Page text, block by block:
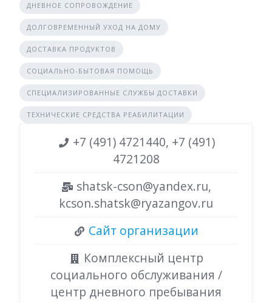
ДНЕВНОЕ СОПРОВОЖДЕНИЕ
ДОЛГОВРЕМЕННЫЙ УХОД НА ДОМУ
ДОСТАВКА ПРОДУКТОВ
СОЦИАЛЬНО-БЫТОВАЯ ПОМОЩЬ
СПЕЦИАЛИЗИРОВАННЫЕ СЛУЖБЫ ДОСТАВКИ
ТЕХНИЧЕСКИЕ СРЕДСТВА РЕАБИЛИТАЦИИ
+7 (491) 4721440, +7 (491)
4721208
shatsk-cson@yandex.ru,
kcson.shatsk@ryazangov.ru
Сайт организации
Комплексный центр
социального обслуживания /
центр дневного пребывания